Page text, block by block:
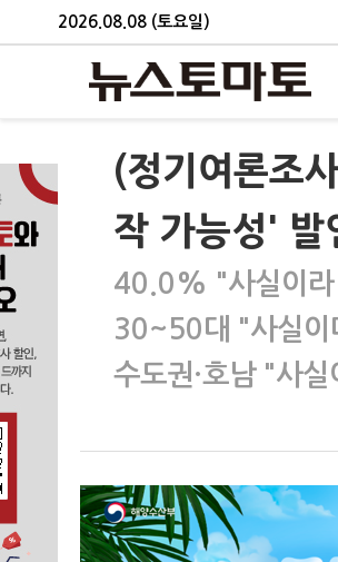
2026.08.08 (토요일)
(정기여론조
작 가능성' 발
40.0% "사실이
30~50대 "사실이
수도권·호남 "사